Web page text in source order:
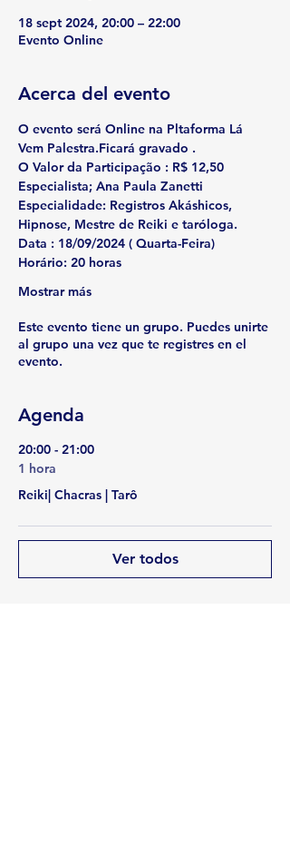
18 sept 2024, 20:00 – 22:00
Evento Online
Acerca del evento
O evento será Online na Pltaforma Lá
Vem Palestra.Ficará gravado .
O Valor da Participação : R$ 12,50
Especialista; Ana Paula Zanetti
Especialidade: Registros Akáshicos,
Hipnose, Mestre de Reiki e taróloga.
Data : 18/09/2024 ( Quarta-Feira)
Horário: 20 horas
Mostrar más
Este evento tiene un grupo. Puedes unirte
al grupo una vez que te registres en el
evento.
Agenda
20:00 - 21:00
1 hora
Reiki| Chacras | Tarô
Ver todos